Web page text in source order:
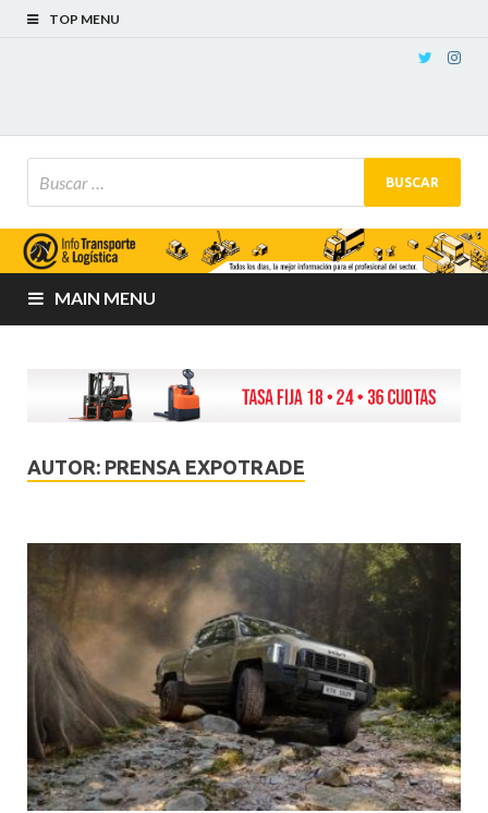
TOP MENU
MAIN MENU
AUTOR: PRENSA EXPOTRADE